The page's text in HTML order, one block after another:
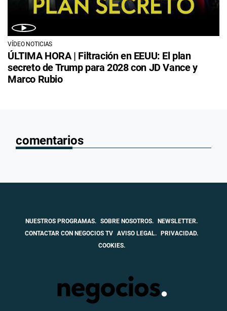
VÍDEO NOTICIAS
ÚLTIMA HORA | Filtración en EEUU: El plan
secreto de Trump para 2028 con JD Vance y
Marco Rubio
comentarios
NUESTROS PROGRAMAS. SOBRE NOSOTROS.
NEWSLETTER.
CONTACTAR CON NEGOCIOS TV AVISO LEGAL.
PRIVACIDAD.
COOKIES.